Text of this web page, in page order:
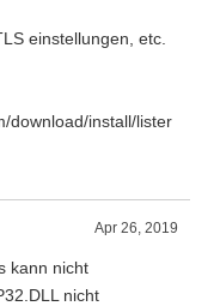
einstellungen, etc.
download/install/lister
Apr 26, 2019
kann nicht
nicht